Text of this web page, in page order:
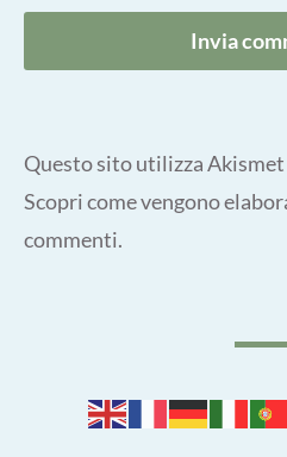
Questo sito utilizza
Scopri come vengono
commenti.